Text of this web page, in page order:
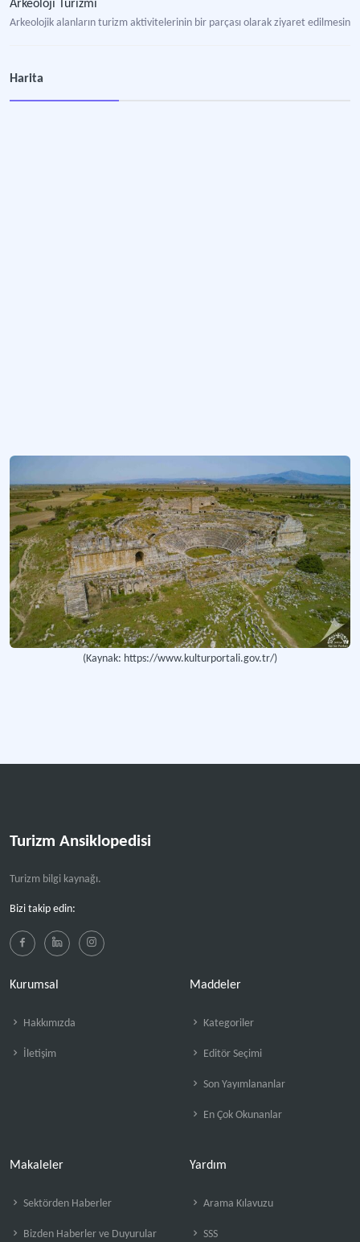
Arkeoloji Turizmi
Arkeolojik alanların turizm aktivitelerinin bir parçası olarak ziyaret edilmesini
Harita
(Kaynak: https://www.kulturportali.gov.tr/)
Turizm Ansiklopedisi
Turizm bilgi kaynağı.
Bizi takip edin:
Kurumsal
Hakkımızda
İletişim
Maddeler
Kategoriler
Editör Seçimi
Son Yayımlananlar
En Çok Okunanlar
Makaleler
Sektörden Haberler
Bizden Haberler ve Duyurular
Yardım
Arama Kılavuzu
SSS